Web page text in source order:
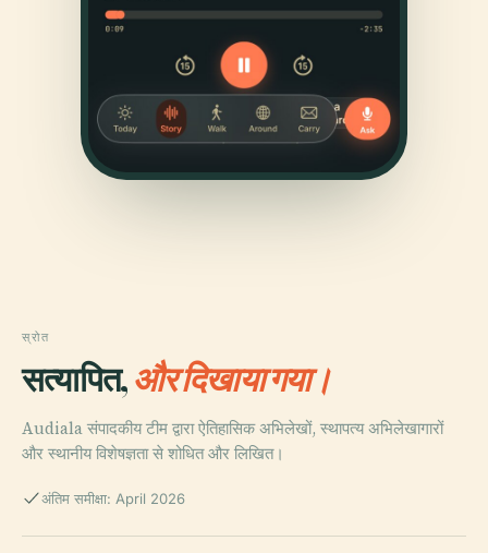
स्रोत
सत्यापित,और दिखाया गया।
Audiala संपादकीय टीम द्वारा ऐतिहासिक अभिलेखों, स्थापत्य अभिलेखागारों
और स्थानीय विशेषज्ञता से शोधित और लिखित।
अंतिम समीक्षा: April 2026